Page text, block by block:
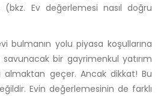
(bkz. Ev değerlemesi nasıl doğru
bulmanın yolu piyasa koşullarına
savunacak bir gayrimenkul yatırım
almaktan geçer. Ancak dikkat! Bu
Evin değerlemesinin de farklı